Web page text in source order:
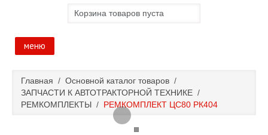
Корзина товаров пуста
меню
Основной каталог товаров
Главная / Основной каталог товаров /
ЗАПЧАСТИ К АВТОТРАКТОРНОЙ ТЕХНИКЕ /
РЕМКОМПЛЕКТЫ / РЕМКОМПЛЕКТ ЦС80 РК404